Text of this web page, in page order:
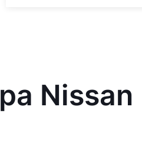
Nissan